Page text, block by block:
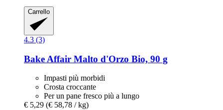
Carrello
4.3 (3)
Bake Affair Malto d'Orzo Bio, 90 g
Impasti più morbidi
Crosta croccante
Per un pane fresco più a lungo
€ 5,29 (€ 58,78 / kg)